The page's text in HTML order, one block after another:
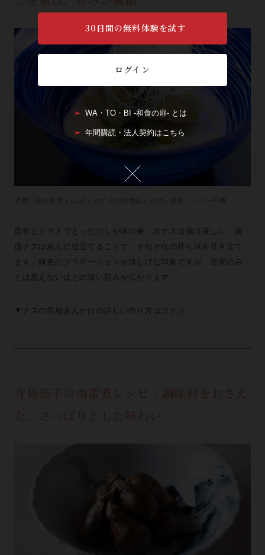
昆布とトマトでとっただしが味の要。水ナスは揚げ浸しに、賀
茂ナスはあんに仕立てることで、それぞれの持ち味を引き立て
ます。緑色のグラデーションが涼しげな印象ですが、野菜のみ
とは思えないほどの深い旨みが広がります。
▼ナスの共地あんかけの詳しい作り方は コチラ
寺島茄子の南蛮煮レシピ｜調味料をおさえ
た、さっぱりとした味わい
30日間の無料体験を試す
ログイン
WA・TO・BI -和食の扉- とは
年間購読・法人契約はこちら